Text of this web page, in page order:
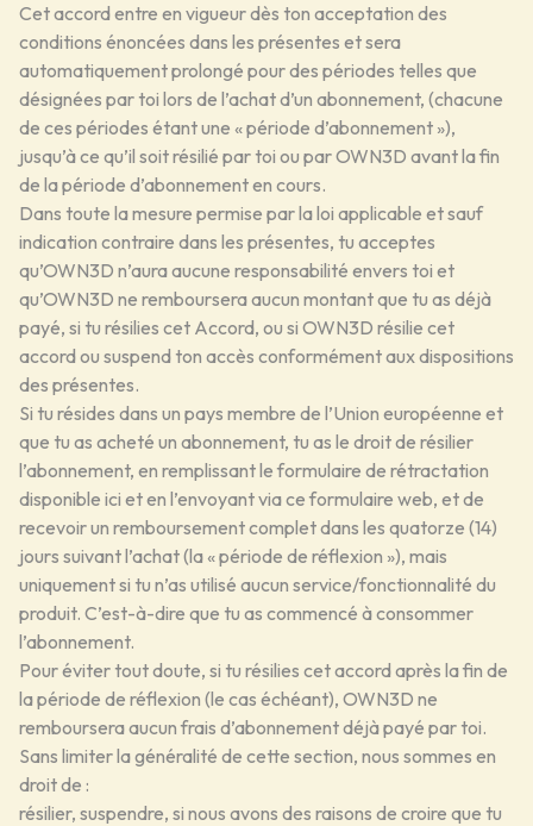
Cet accord entre en vigueur dès ton acceptation des
conditions énoncées dans les présentes et sera
automatiquement prolongé pour des périodes telles que
désignées par toi lors de l’achat d’un abonnement, (chacune
de ces périodes étant une « période d’abonnement »),
jusqu’à ce qu’il soit résilié par toi ou par OWN3D avant la fin
de la période d’abonnement en cours.
Dans toute la mesure permise par la loi applicable et sauf
indication contraire dans les présentes, tu acceptes
qu’OWN3D n’aura aucune responsabilité envers toi et
qu’OWN3D ne remboursera aucun montant que tu as déjà
payé, si tu résilies cet Accord, ou si OWN3D résilie cet
accord ou suspend ton accès conformément aux dispositions
des présentes.
Si tu résides dans un pays membre de l’Union européenne et
que tu as acheté un abonnement, tu as le droit de résilier
l’abonnement, en remplissant le formulaire de rétractation
disponible ici et en l’envoyant via ce formulaire web, et de
recevoir un remboursement complet dans les quatorze (14)
jours suivant l’achat (la « période de réflexion »), mais
uniquement si tu n’as utilisé aucun service/fonctionnalité du
produit. C’est-à-dire que tu as commencé à consommer
l’abonnement.
Pour éviter tout doute, si tu résilies cet accord après la fin de
la période de réflexion (le cas échéant), OWN3D ne
remboursera aucun frais d’abonnement déjà payé par toi.
Sans limiter la généralité de cette section, nous sommes en
droit de :
résilier, suspendre, si nous avons des raisons de croire que tu